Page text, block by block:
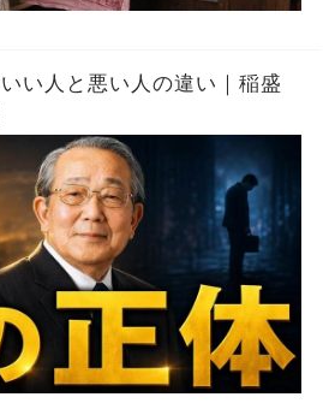
い人と悪い人の違い｜稲盛